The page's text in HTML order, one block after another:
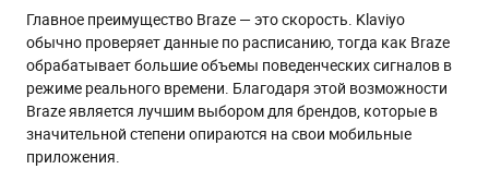
Главное преимущество Braze — это скорость. Klaviyo
обычно проверяет данные по расписанию, тогда как Braze
обрабатывает большие объемы поведенческих сигналов в
режиме реального времени. Благодаря этой возможности
Braze является лучшим выбором для брендов, которые в
значительной степени опираются на свои мобильные
приложения.